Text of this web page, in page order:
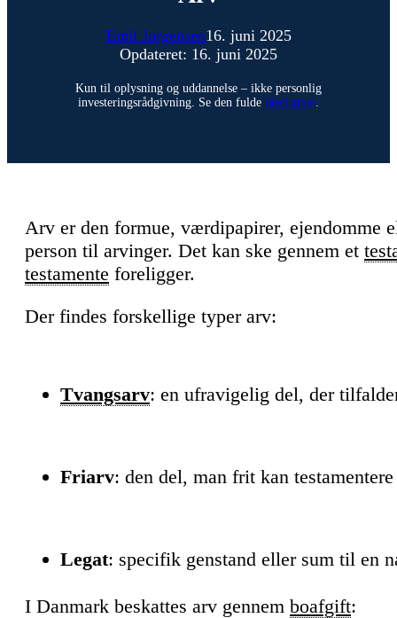
Emil Jørgensen16. juni 2025
Opdateret: 16. juni 2025
Kun til oplysning og uddannelse – ikke personlig
investeringsrådgivning. Se den fulde disclaimer.
Arv er den formue, værdipapirer, ejendomme
person til arvinger. Det kan ske gennem et
testamente foreligger.
Der findes forskellige typer arv:
Tvangsarv: en ufravigelig del, der
Friarv: den del, man frit kan
Legat: specifik genstand eller sum til en
I Danmark beskattes arv gennem boafgift: